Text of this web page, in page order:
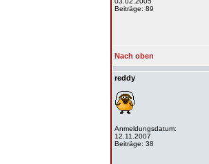
Beiträge: 89
Nach oben
reddy
Anmeldungsdatum:
12.11.2007
Beiträge: 38